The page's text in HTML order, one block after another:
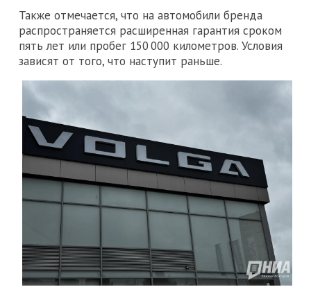
Также отмечается, что на автомобили бренда
распространяется расширенная гарантия сроком
пять лет или пробег 150 000 километров. Условия
зависят от того, что наступит раньше.